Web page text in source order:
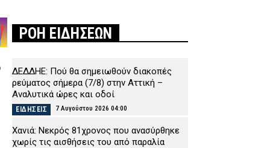
ΡΟΗ ΕΙΔΗΣΕΩΝ
ΔΕΔΔΗΕ: Πού θα σημειωθούν διακοπές
ρεύματος σήμερα (7/8) στην Αττική –
Αναλυτικά ώρες και οδοί
ΕΙΔΗΣΕΙΣ 7 Αυγούστου 2026 04:00
Χανιά: Νεκρός 81χρονος που ανασύρθηκε
χωρίς τις αισθήσεις του από παραλία